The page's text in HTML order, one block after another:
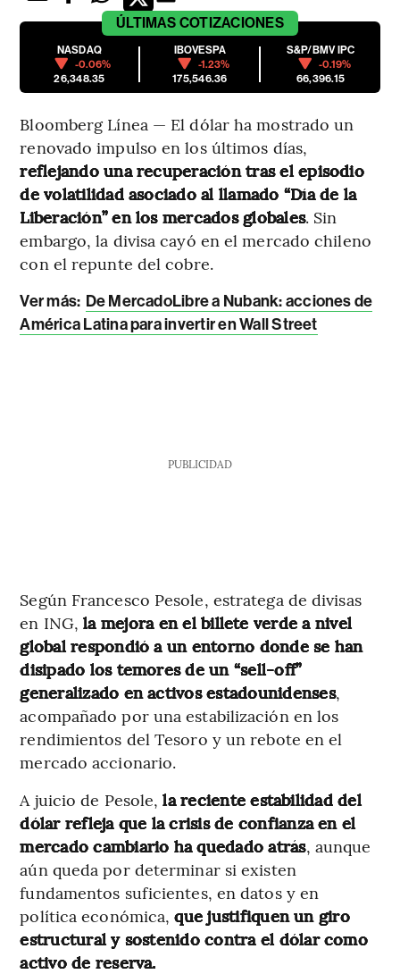
ÚLTIMAS COTIZACIONES
NASDAQ
-0.06%
26,348.35
IBOVESPA
-1.23%
175,546.36
S&P/BMV IPC
-0.19%
66,396.15
Bloomberg Línea — El dólar ha mostrado un
renovado impulso en los últimos días,
reflejando una recuperación tras el episodio
de volatilidad asociado al llamado “Día de la
Liberación” en los mercados globales. Sin
embargo, la divisa cayó en el mercado chileno
con el repunte del cobre.
Ver más: De MercadoLibre a Nubank: acciones de
América Latina para invertir en Wall Street
PUBLICIDAD
Según Francesco Pesole, estratega de divisas
en ING,la mejora en el billete verde a nivel
global respondió a un entorno donde se han
disipado los temores de un “sell-off”
generalizado en activos estadounidenses,
acompañado por una estabilización en los
rendimientos del Tesoro y un rebote en el
mercado accionario.
A juicio de Pesole,la reciente estabilidad del
dólar refleja que la crisis de confianza en el
mercado cambiario ha quedado atrás, aunque
aún queda por determinar si existen
fundamentos suficientes, en datos y en
política económica,que justifiquen un giro
estructural y sostenido contra el dólar como
activo de reserva.